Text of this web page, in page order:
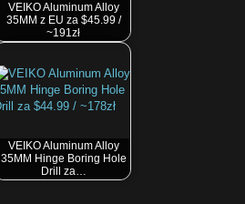
VEIKO Aluminum Alloy
35MM z EU za $45.99 /
~191zł
VEIKO Aluminum Alloy
35MM Hinge Boring Hole
Drill za…